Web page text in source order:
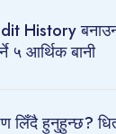
History
५ आर्थिक बानी
लिँदै हुनुहुन्छ?